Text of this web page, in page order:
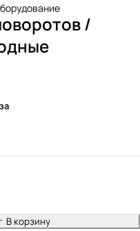
/
В корзину